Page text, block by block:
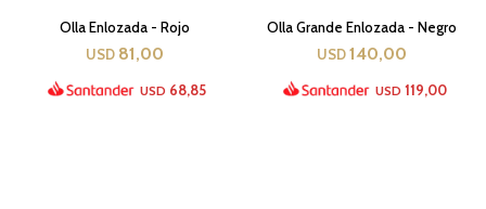
Olla Enlozada - Rojo
USD 81,00
USD 68,85
Olla Grande Enlozada - Negro
USD 140,00
USD 119,00